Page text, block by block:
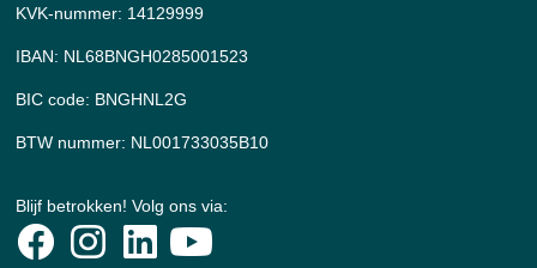
KVK-nummer: 14129999
IBAN: NL68BNGH0285001523
BIC code: BNGHNL2G
BTW nummer: NL001733035B10
Blijf betrokken! Volg ons via: